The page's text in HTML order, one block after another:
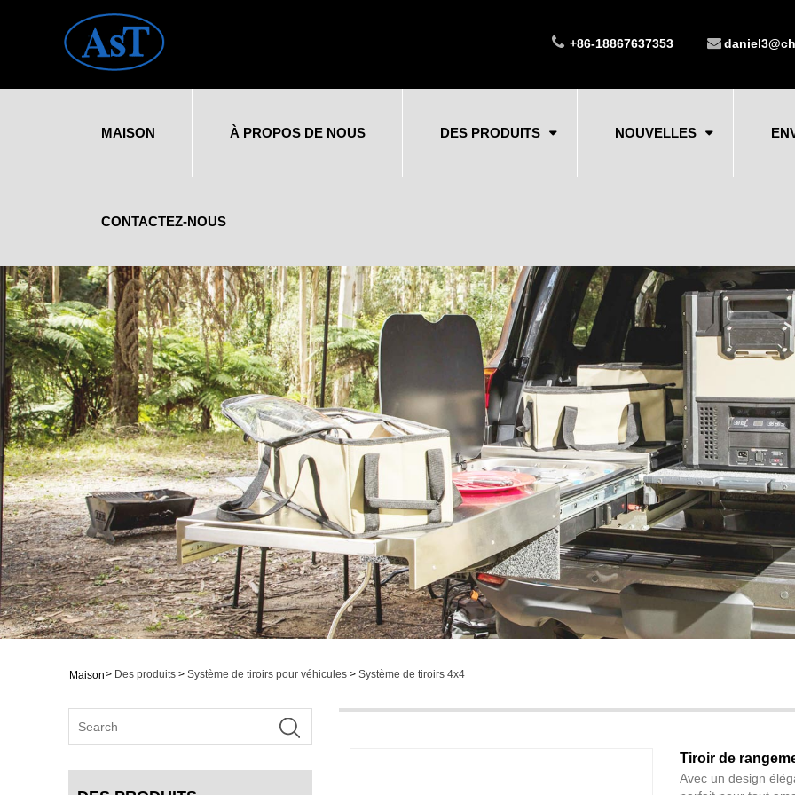
+86-18867637353
MAISON À PROPOS DE NOUS DES PRODUITS NOUVELLES
CONTACTEZ-NOUS
Maison> Des produits > Système de tiroirs pour véhicules > Système de tiroirs 4x4
Tiroir de
Avec un design